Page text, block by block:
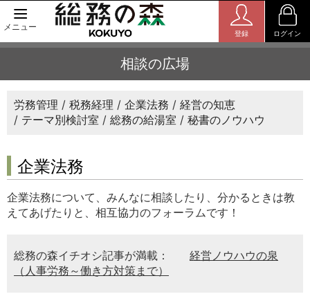
メニュー
登録 ログイン
相談の広場
労務管理 税務経理 企業法務
経営の知恵
テーマ別検討室
総務の給湯室 秘書のノウハウ
企業法務
企業法務について、みんなに相談したり、分かるときは教
えてあげたりと、相互協力のフォーラムです！
総務の森イチオシ記事が満載：
経営ノウハウの泉
（人事労務～働き方対策まで）